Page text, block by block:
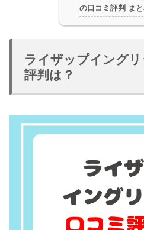
の口コミ評判 ま
ライザップイング
評判は？